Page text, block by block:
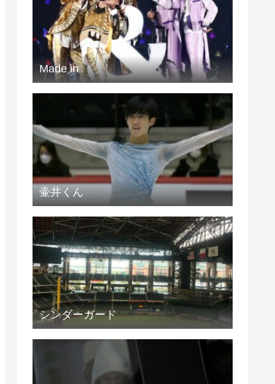
Made in
壷井くん
シンダーガード